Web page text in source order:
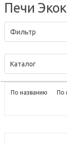
Печи
Фильтр
Каталог
По названию По